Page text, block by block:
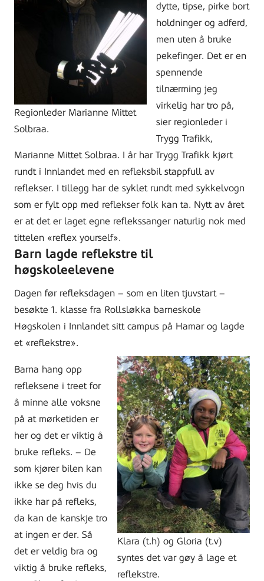
Regionleder Marianne Mittet
Solbraa.
dytte, tipse, pirke bort
holdninger og adferd,
men uten å bruke
pekefinger. Det er en
spennende
tilnærming jeg
virkelig har tro på,
sier regionleder i
Trygg Trafikk,
Marianne Mittet Solbraa. I år har Trygg Trafikk kjørt
rundt i Innlandet med en refleksbil stappfull av
reflekser. I tillegg har de syklet rundt med sykkelvogn
som er fylt opp med reflekser folk kan ta. Nytt av året
er at det er laget egne reflekssanger naturlig nok med
tittelen «reflex yourself».
Barn lagde reflekstre til
høgskoleelevene
Dagen før refleksdagen – som en liten tjuvstart –
besøkte 1. klasse fra Rollsløkka barneskole
Høgskolen i Innlandet sitt campus på Hamar og lagde
et «reflekstre».
Klara (t.h) og Gloria (t.v)
syntes det var gøy å lage et
reflekstre.
Barna hang opp
refleksene i treet for
å minne alle voksne
på at mørketiden er
her og det er viktig å
bruke refleks. – De
som kjører bilen kan
ikke se deg hvis du
ikke har på refleks,
da kan de kanskje tro
at ingen er der. Så
det er veldig bra og
viktig å bruke refleks,